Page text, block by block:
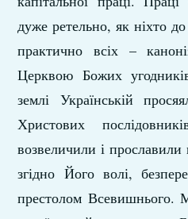
дуже ретельно, як ніхто
практично всіх –
Церквою Божих
землі Українській
Христових
возвеличили і
згідно Його волі,
престолом Всевишнього.